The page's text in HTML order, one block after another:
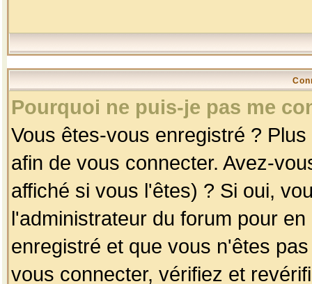
Pourquoi ne puis-je pas me
Vous êtes-vous enregistré ?
afin de vous connecter. Avez-
affiché si vous l'êtes) ? Si oui,
l'administrateur du forum pour
enregistré et que vous n'êtes
vous connecter, vérifiez et